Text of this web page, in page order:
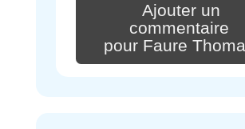
Ajouter un
commentaire
pour Faure